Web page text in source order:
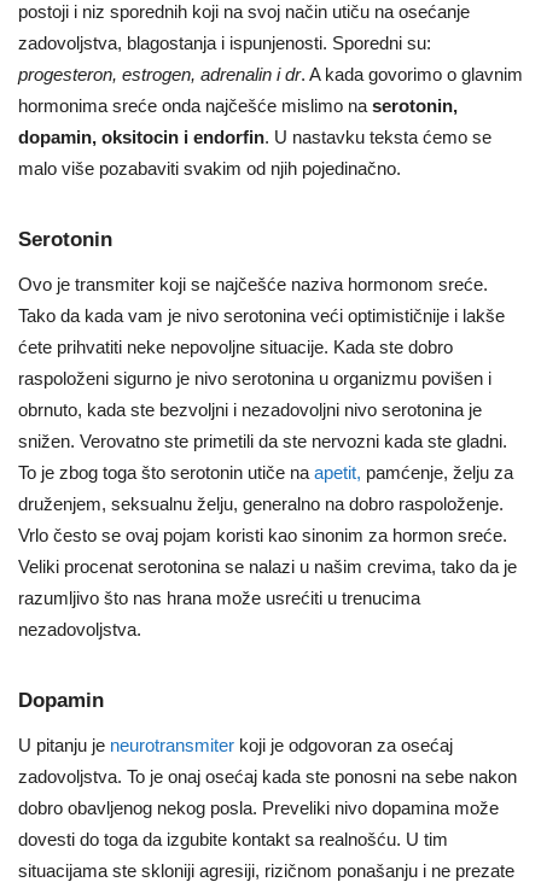
postoji i niz sporednih koji na svoj način utiču na osećanje
zadovoljstva, blagostanja i ispunjenosti. Sporedni su:
progesteron, estrogen, adrenalin i dr. A kada govorimo o glavnim
hormonima sreće onda najčešće mislimo na serotonin,
dopamin, oksitocin i endorfin. U nastavku teksta ćemo se
malo više pozabaviti svakim od njih pojedinačno.
Serotonin
Ovo je transmiter koji se najčešće naziva hormonom sreće.
Tako da kada vam je nivo serotonina veći optimističnije i lakše
ćete prihvatiti neke nepovoljne situacije. Kada ste dobro
raspoloženi sigurno je nivo serotonina u organizmu povišen i
obrnuto, kada ste bezvoljni i nezadovoljni nivo serotonina je
snižen. Verovatno ste primetili da ste nervozni kada ste gladni.
To je zbog toga što serotonin utiče na apetit, pamćenje, želju za
druženjem, seksualnu želju, generalno na dobro raspoloženje.
Vrlo često se ovaj pojam koristi kao sinonim za hormon sreće.
Veliki procenat serotonina se nalazi u našim crevima, tako da je
razumljivo što nas hrana može usrećiti u trenucima
nezadovoljstva.
Dopamin
U pitanju je neurotransmiter koji je odgovoran za osećaj
zadovoljstva. To je onaj osećaj kada ste ponosni na sebe nakon
dobro obavljenog nekog posla. Preveliki nivo dopamina može
dovesti do toga da izgubite kontakt sa realnošću. U tim
situacijama ste skloniji agresiji, rizičnom ponašanju i ne prezate